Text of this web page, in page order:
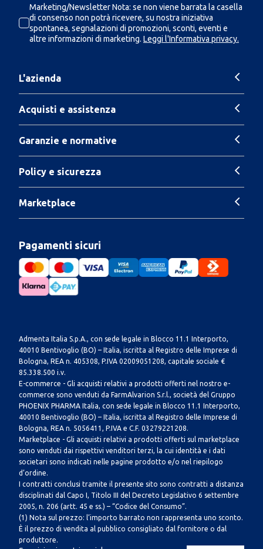
Marketing/Newsletter Nota: se non viene barrata la casella
di consenso non potrà ricevere, su nostra iniziativa
spontanea, segnalazioni di promozioni, sconti, eventi e
altre informazioni di marketing. Leggi l'Informativa privacy.
L'azienda
Acquisti e assistenza
Garanzie e normative
Policy e sicurezza
Marketplace
Pagamenti sicuri
Admenta Italia S.p.A., con sede legale in Blocco 11.1 Interporto,
40010 Bentivoglio (BO) – Italia, iscritta al Registro delle Imprese di
Bologna, REA n. 405308, P.IVA 02009051208, capitale sociale €
85.338.500 i.v.
E-commerce - Gli acquisti relativi a prodotti offerti nel nostro e-
commerce sono venduti da FarmAlvarion S.r.l., società del Gruppo
PHOENIX PHARMA Italia, con sede legale in Blocco 11.1 Interporto,
40010 Bentivoglio (BO) – Italia, iscritta al Registro delle Imprese di
Bologna, REA n. 5056411, P.IVA e C.F. 03279221208.
Marketplace - Gli acquisti relativi a prodotti offerti sul marketplace
sono venduti dai rispettivi venditori terzi, la cui identità e i dati
societari sono indicati nelle pagine prodotto e/o nel riepilogo
d’ordine.
I contratti conclusi tramite il presente sito sono contratti a distanza
disciplinati dal Capo I, Titolo III del Decreto Legislativo 6 settembre
2005, n. 206 (artt. 45 e ss.) – “Codice del Consumo”.
(1) Nota sul prezzo: l’importo barrato non rappresenta uno sconto.
È il prezzo di vendita al pubblico consigliato dal fornitore o dal
produttore.